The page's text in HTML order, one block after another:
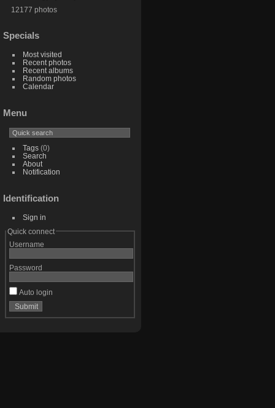
12177 photos
Specials
Most visited
Recent photos
Recent albums
Random photos
Calendar
Menu
Tags(0)
Search
About
Notification
Identification
Sign in
Quick connect
Username
Password
Auto login